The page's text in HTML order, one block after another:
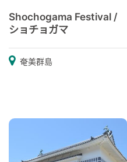
Shochogama Festival /
ショチョガマ
奄美群島